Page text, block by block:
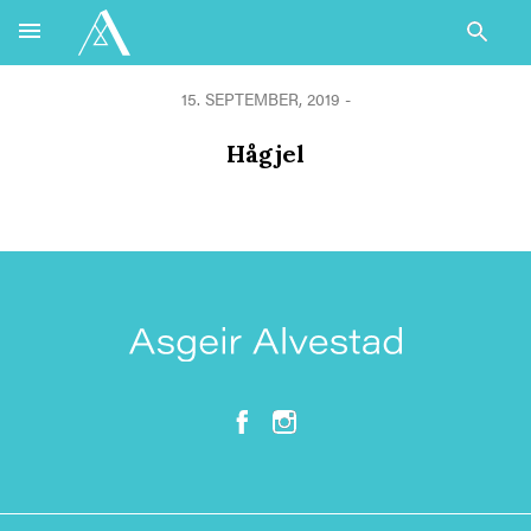
15. SEPTEMBER, 2019 -
Hågjel